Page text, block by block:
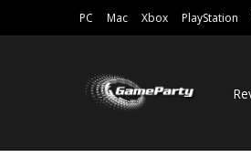
PC Mac Xbox PlayStation